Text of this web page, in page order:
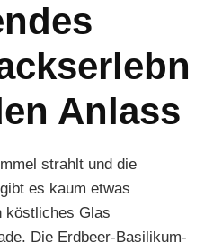
Anlass
strahlt und die
es kaum etwas
köstliches Glas
Die Erdbeer-Basilikum-